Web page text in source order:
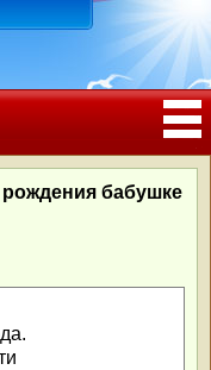
ЮБИЛЕЕМ
бабушке